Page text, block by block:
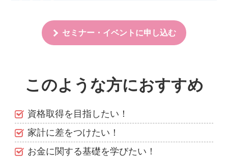
セミナー・イベントに申し込む
このような方におすすめ
資格取得を目指したい！
家計に差をつけたい！
お金に関する基礎を学びたい！